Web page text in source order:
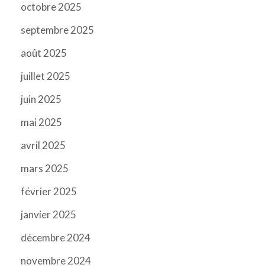
octobre 2025
septembre 2025
août 2025
juillet 2025
juin 2025
mai 2025
avril 2025
mars 2025
février 2025
janvier 2025
décembre 2024
novembre 2024